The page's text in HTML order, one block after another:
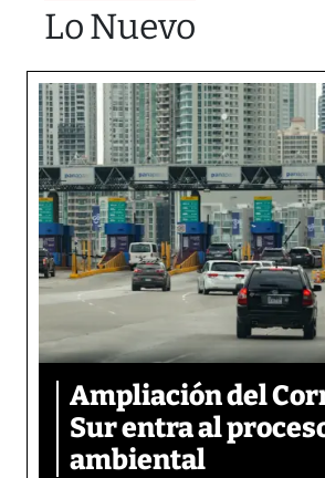
Lo Nuevo
Ampliación del
Sur entra al
ambiental